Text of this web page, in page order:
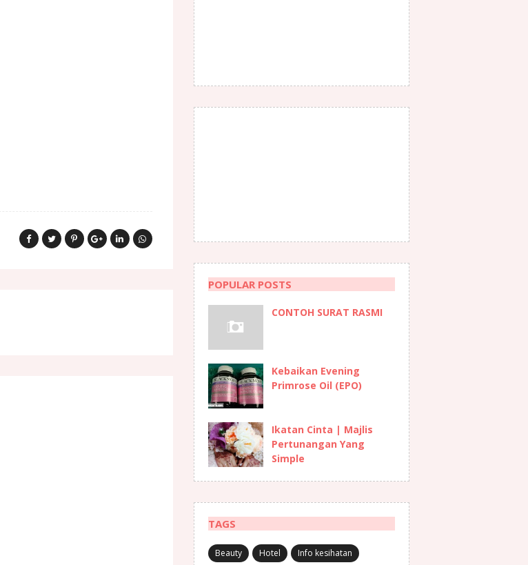
POPULAR POSTS
CONTOH SURAT RASMI
Kebaikan Evening
Primrose Oil (EPO)
Ikatan Cinta | Majlis
Pertunangan Yang
Simple
TAGS
Beauty Hotel Info kesihatan